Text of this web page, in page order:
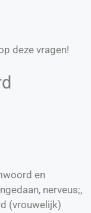
deze vragen!
en
nerveus;,
(vrouwelijk)